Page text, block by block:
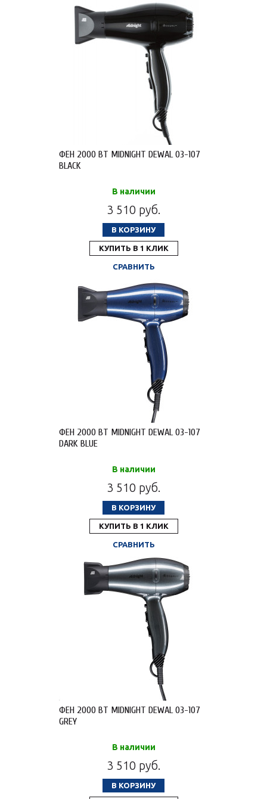
ФЕН 2000 ВТ MIDNIGHT DEWAL 03-107
BLACK
В наличии
3 510 руб.
В КОРЗИНУ
КУПИТЬ В 1 КЛИК
СРАВНИТЬ
ФЕН 2000 ВТ MIDNIGHT DEWAL 03-107
DARK BLUE
В наличии
3 510 руб.
В КОРЗИНУ
КУПИТЬ В 1 КЛИК
СРАВНИТЬ
ФЕН 2000 ВТ MIDNIGHT DEWAL 03-107
GREY
В наличии
3 510 руб.
В КОРЗИНУ